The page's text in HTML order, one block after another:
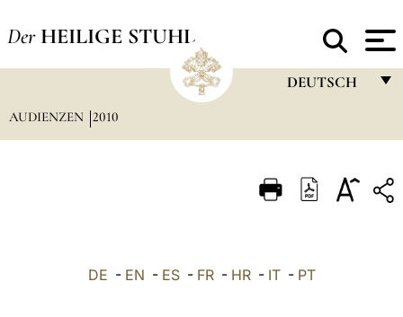
Der HEILIGE STUHL
DEUTSCH
ITALIANO
AUDIENZEN 2010
DE - EN - ES- FR- HR- IT- PT